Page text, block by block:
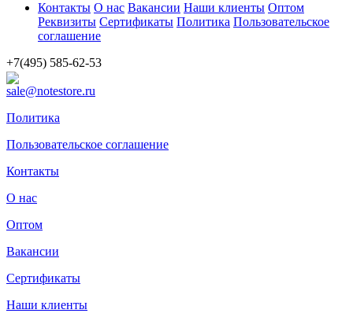
Контакты О нас Вакансии Наши клиенты Оптом
Реквизиты Сертификаты Политика Пользовательское
соглашение
+7(495) 585-62-53
sale@notestore.ru
Политика
Пользовательское соглашение
Контакты
О нас
Оптом
Вакансии
Сертификаты
Наши клиенты